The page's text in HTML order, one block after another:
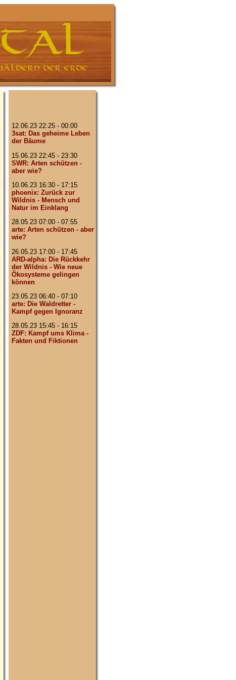
12.06.23 22:25 - 00:00
3sat: Das geheime Leben
der Bäume
15.06.23 22:45 - 23:30
SWR: Arten schützen -
aber wie?
10.06.23 16:30 - 17:15
phoenix: Zurück zur
Wildnis - Mensch und
Natur im Einklang
28.05.23 07:00 - 07:55
arte: Arten schützen - aber
wie?
26.05.23 17:00 - 17:45
ARD-alpha: Die Rückkehr
der Wildnis - Wie neue
Ökosysteme gelingen
können
23.05.23 06:40 - 07:10
arte: Die Waldretter -
Kampf gegen Ignoranz
28.05.23 15:45 - 16:15
ZDF: Kampf ums Klima -
Fakten und Fiktionen